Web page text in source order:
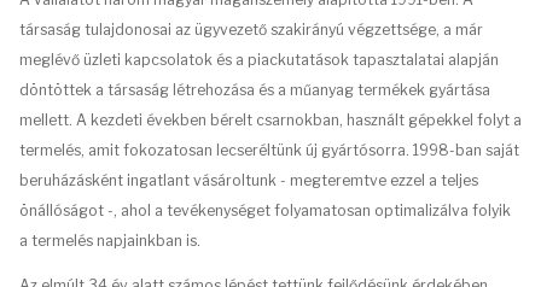
társaság tulajdonosai az ügyvezető szakirányú végzettsége, a már
meglévő üzleti kapcsolatok és a piackutatások tapasztalatai alapján
döntöttek a társaság létrehozása és a műanyag termékek gyártása
mellett. A kezdeti években bérelt csarnokban, használt gépekkel folyt a
termelés, amit fokozatosan lecseréltünk új gyártósorra. 1998-ban saját
beruházásként ingatlant vásároltunk - megteremtve ezzel a teljes
önállóságot -, ahol a tevékenységet folyamatosan optimalizálva folyik
a termelés napjainkban is.